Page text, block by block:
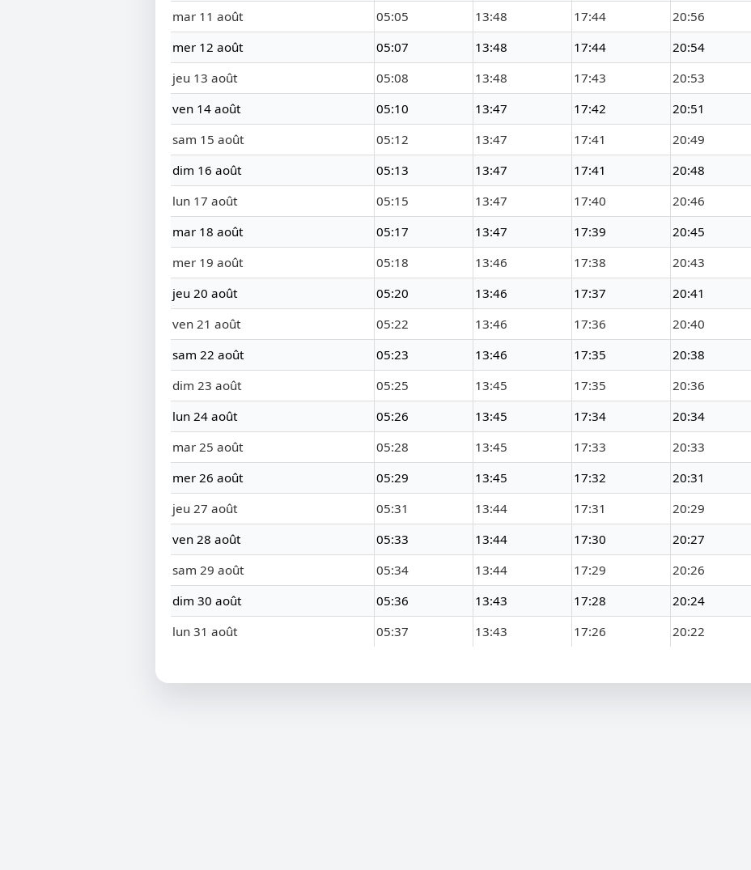
mar 11 août
05:05 13:48 17:44 20:56
mer 12 août
05:07 13:48 17:44 20:54
jeu 13 août
05:08 13:48 17:43 20:53
ven 14 août
05:10 13:47 17:42 20:51
sam 15 août
05:12 13:47 17:41 20:49
dim 16 août
05:13 13:47 17:41 20:48
lun 17 août
05:15 13:47 17:40 20:46
mar 18 août
05:17 13:47 17:39 20:45
mer 19 août
05:18 13:46 17:38 20:43
jeu 20 août
05:20 13:46 17:37 20:41
ven 21 août
05:22 13:46 17:36 20:40
sam 22 août
05:23 13:46 17:35 20:38
dim 23 août
05:25 13:45 17:35 20:36
lun 24 août
05:26 13:45 17:34 20:34
mar 25 août
05:28 13:45 17:33 20:33
mer 26 août
05:29 13:45 17:32 20:31
jeu 27 août
05:31 13:44 17:31 20:29
ven 28 août
05:33 13:44 17:30 20:27
sam 29 août
05:34 13:44 17:29 20:26
dim 30 août
05:36 13:43 17:28 20:24
lun 31 août
05:37 13:43 17:26 20:22